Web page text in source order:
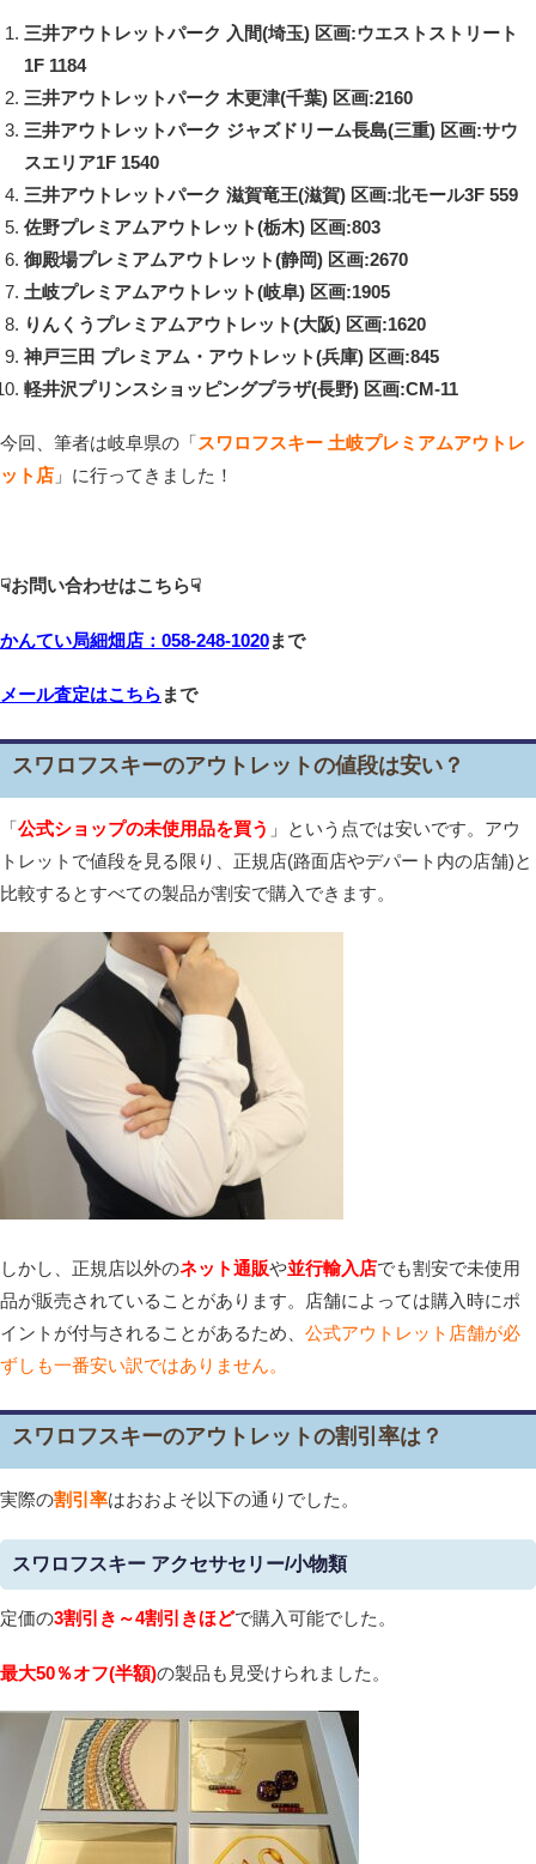
三井アウトレットパーク 入間(埼玉) 区画:ウエストストリート
1F 1184
三井アウトレットパーク 木更津(千葉) 区画:2160
三井アウトレットパーク ジャズドリーム長島(三重) 区画:サウ
スエリア1F 1540
三井アウトレットパーク 滋賀竜王(滋賀) 区画:北モール3F 559
佐野プレミアムアウトレット(栃木) 区画:803
御殿場プレミアムアウトレット(静岡) 区画:2670
土岐プレミアムアウトレット(岐阜) 区画:1905
りんくうプレミアムアウトレット(大阪) 区画:1620
神戸三田 プレミアム・アウトレット(兵庫) 区画:845
軽井沢プリンスショッピングプラザ(長野) 区画:CM-11
今回、筆者は岐阜県の「スワロフスキー 土岐プレミアムアウトレ
ット店 」に行ってきました！
☟お問い合わせはこちら☟
かんてい局細畑店：058-248-1020まで
メール査定はこちら まで
スワロフスキーのアウトレットの値段は安い？
「公式ショップの未使用品を買う 」という点では安いです。アウ
トレットで値段を見る限り、正規店(路面店やデパート内の店舗)と
比較するとすべての製品が割安で購入できます。
しかし、正規店以外のネット通販や並行輸入店でも割安で未使用
品が販売されていることがあります。店舗によっては購入時にポ
イントが付与されることがあるため、 公式アウトレット店舗が必
ずしも一番安い訳ではありません。
スワロフスキーのアウトレットの割引率は？
実際の割引率はおおよそ以下の通りでした。
スワロフスキー アクセサセリー/小物類
定価の3割引き～4割引きほどで購入可能でした。
最大50％オフ(半額)の製品も見受けられました。